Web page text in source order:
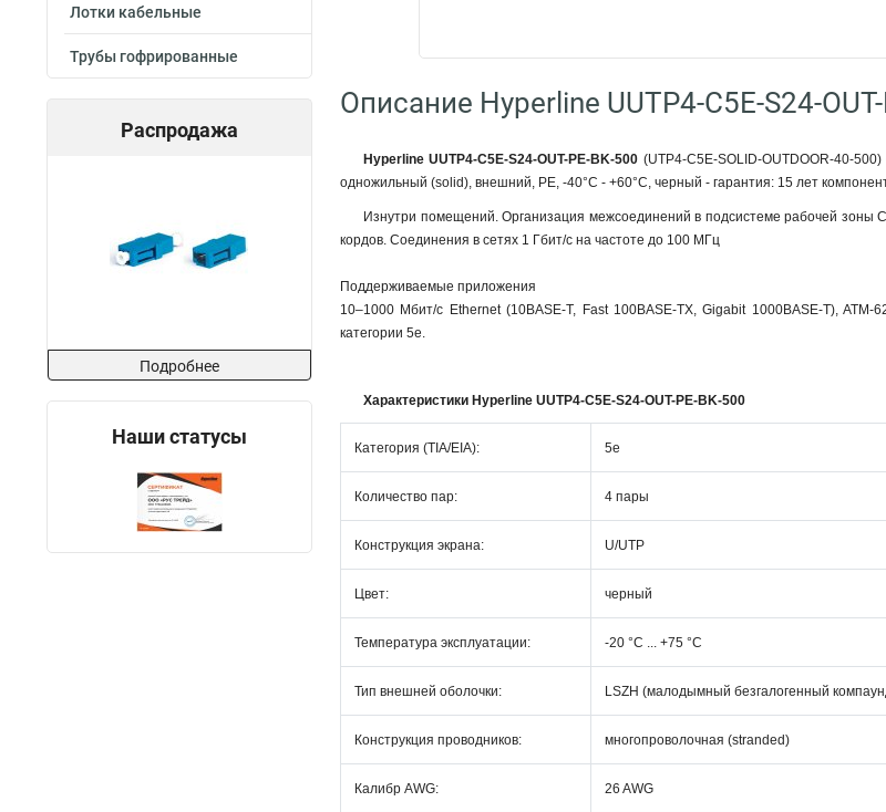
Лотки кабельные
Трубы гофрированные
Распродажа
Подробнее
Наши статусы
Описание Hyperline UUTP4-C5E-S24-
Hyperline UUTP4-C5E-S24-OUT-PE-BK-500 (UTP4-C5E-SOLID-OUTDOOR-40-
одножильный (solid), внешний, PE, -40°C - +60°C, черный - гарантия: 15 лет
Изнутри помещений. Организация межсоединений в подсистеме рабочей зоны
кордов. Соединения в сетях 1 Гбит/с на частоте до 100 МГц
Поддерживаемые приложения
10–1000 Мбит/с Ethernet (10BASE-T, Fast 100BASE-TX, Gigabit 1000BASE-T),
категории 5e.
Характеристики Hyperline UUTP4-C5E-S24-OUT-PE-BK-500
Категория (TIA/EIA): 5e
Количество пар: 4 пары
Конструкция экрана: U/UTP
Цвет: черный
Температура эксплуатации: -20 °C ... +75 °C
Тип внешней оболочки: LSZH (малодымный безгалогенный
Конструкция проводников: многопроволочная (stranded)
Калибр AWG: 26 AWG